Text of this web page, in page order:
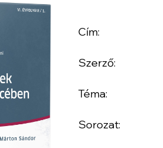
Cím:
Szerző:
Téma:
Sorozat: